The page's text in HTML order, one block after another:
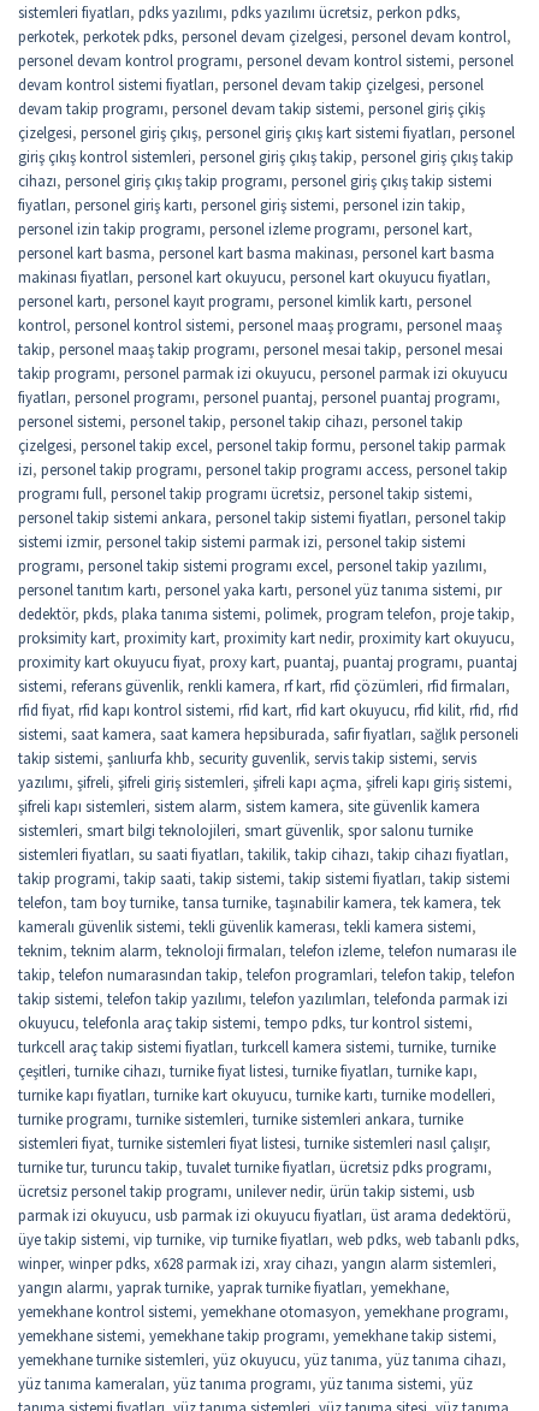
sistemleri fiyatları, pdks yazılımı, pdks yazılımı ücretsiz, perkon pdks,
perkotek, perkotek pdks, personel devam çizelgesi, personel devam kontrol,
personel devam kontrol programı, personel devam kontrol sistemi, personel
devam kontrol sistemi fiyatları, personel devam takip çizelgesi, personel
devam takip programı, personel devam takip sistemi, personel giriş çikiş
çizelgesi, personel giriş çıkış, personel giriş çıkış kart sistemi fiyatları, personel
giriş çıkış kontrol sistemleri, personel giriş çıkış takip, personel giriş çıkış takip
cihazı, personel giriş çıkış takip programı, personel giriş çıkış takip sistemi
fiyatları, personel giriş kartı, personel giriş sistemi, personel izin takip,
personel izin takip programı, personel izleme programı, personel kart,
personel kart basma, personel kart basma makinası, personel kart basma
makinası fiyatları, personel kart okuyucu, personel kart okuyucu fiyatları,
personel kartı, personel kayıt programı, personel kimlik kartı, personel
kontrol, personel kontrol sistemi, personel maaş programı, personel maaş
takip, personel maaş takip programı, personel mesai takip, personel mesai
takip programı, personel parmak izi okuyucu, personel parmak izi okuyucu
fiyatları, personel programı, personel puantaj, personel puantaj programı,
personel sistemi, personel takip, personel takip cihazı, personel takip
çizelgesi, personel takip excel, personel takip formu, personel takip parmak
izi, personel takip programı, personel takip programı access, personel takip
programı full, personel takip programı ücretsiz, personel takip sistemi,
personel takip sistemi ankara, personel takip sistemi fiyatları, personel takip
sistemi izmir, personel takip sistemi parmak izi, personel takip sistemi
programı, personel takip sistemi programı excel, personel takip yazılımı,
personel tanıtım kartı, personel yaka kartı, personel yüz tanıma sistemi, pır
dedektör, pkds, plaka tanıma sistemi, polimek, program telefon, proje takip,
proksimity kart, proximity kart, proximity kart nedir, proximity kart okuyucu,
proximity kart okuyucu fiyat, proxy kart, puantaj, puantaj programı, puantaj
sistemi, referans güvenlik, renkli kamera, rf kart, rfid çözümleri, rfid firmaları,
rfid fiyat, rfid kapı kontrol sistemi, rfid kart, rfid kart okuyucu, rfid kilit, rfıd, rfıd
sistemi, saat kamera, saat kamera hepsiburada, safir fiyatları, sağlık personeli
takip sistemi, şanlıurfa khb, security guvenlik, servis takip sistemi, servis
yazılımı, şifreli, şifreli giriş sistemleri, şifreli kapı açma, şifreli kapı giriş sistemi,
şifreli kapı sistemleri, sistem alarm, sistem kamera, site güvenlik kamera
sistemleri, smart bilgi teknolojileri, smart güvenlik, spor salonu turnike
sistemleri fiyatları, su saati fiyatları, takilik, takip cihazı, takip cihazı fiyatları,
takip programi, takip saati, takip sistemi, takip sistemi fiyatları, takip sistemi
telefon, tam boy turnike, tansa turnike, taşınabilir kamera, tek kamera, tek
kameralı güvenlik sistemi, tekli güvenlik kamerası, tekli kamera sistemi,
teknim, teknim alarm, teknoloji firmaları, telefon izleme, telefon numarası ile
takip, telefon numarasından takip, telefon programlari, telefon takip, telefon
takip sistemi, telefon takip yazılımı, telefon yazılımları, telefonda parmak izi
okuyucu, telefonla araç takip sistemi, tempo pdks, tur kontrol sistemi,
turkcell araç takip sistemi fiyatları, turkcell kamera sistemi, turnike, turnike
çeşitleri, turnike cihazı, turnike fiyat listesi, turnike fiyatları, turnike kapı,
turnike kapı fiyatları, turnike kart okuyucu, turnike kartı, turnike modelleri,
turnike programı, turnike sistemleri, turnike sistemleri ankara, turnike
sistemleri fiyat, turnike sistemleri fiyat listesi, turnike sistemleri nasıl çalışır,
turnike tur, turuncu takip, tuvalet turnike fiyatları, ücretsiz pdks programı,
ücretsiz personel takip programı, unilever nedir, ürün takip sistemi, usb
parmak izi okuyucu, usb parmak izi okuyucu fiyatları, üst arama dedektörü,
üye takip sistemi, vip turnike, vip turnike fiyatları, web pdks, web tabanlı pdks,
winper, winper pdks, x628 parmak izi, xray cihazı, yangın alarm sistemleri,
yangın alarmı, yaprak turnike, yaprak turnike fiyatları, yemekhane,
yemekhane kontrol sistemi, yemekhane otomasyon, yemekhane programı,
yemekhane sistemi, yemekhane takip programı, yemekhane takip sistemi,
yemekhane turnike sistemleri, yüz okuyucu, yüz tanıma, yüz tanıma cihazı,
yüz tanıma kameraları, yüz tanıma programı, yüz tanıma sistemi, yüz